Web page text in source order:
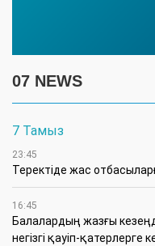
07 NEWS
7 Тамыз
23:45
​Теректіде жас
16:45
Балалардың жазғы
негізгі қауіп-